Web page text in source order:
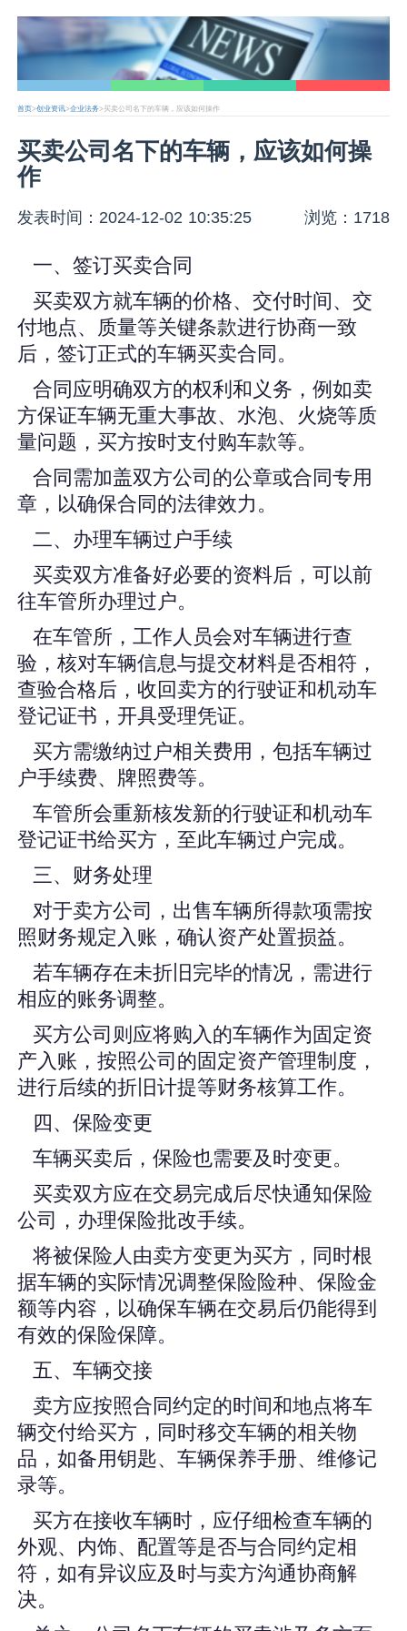
首页>创业资讯>企业法务>买卖公司名下的车辆，应该如何操作
买卖公司名下的车辆，应该如何操
作
发表时间：2024-12-02 10:35:25 浏览：1718
一、签订买卖合同
买卖双方就车辆的价格、交付时间、交
付地点、质量等关键条款进行协商一致
后，签订正式的车辆买卖合同。
合同应明确双方的权利和义务，例如卖
方保证车辆无重大事故、水泡、火烧等质
量问题，买方按时支付购车款等。
合同需加盖双方公司的公章或合同专用
章，以确保合同的法律效力。
二、办理车辆过户手续
买卖双方准备好必要的资料后，可以前
往车管所办理过户。
在车管所，工作人员会对车辆进行查
验，核对车辆信息与提交材料是否相符，
查验合格后，收回卖方的行驶证和机动车
登记证书，开具受理凭证。
买方需缴纳过户相关费用，包括车辆过
户手续费、牌照费等。
车管所会重新核发新的行驶证和机动车
登记证书给买方，至此车辆过户完成。
三、财务处理
对于卖方公司，出售车辆所得款项需按
照财务规定入账，确认资产处置损益。
若车辆存在未折旧完毕的情况，需进行
相应的账务调整。
买方公司则应将购入的车辆作为固定资
产入账，按照公司的固定资产管理制度，
进行后续的折旧计提等财务核算工作。
四、保险变更
车辆买卖后，保险也需要及时变更。
买卖双方应在交易完成后尽快通知保险
公司，办理保险批改手续。
将被保险人由卖方变更为买方，同时根
据车辆的实际情况调整保险险种、保险金
额等内容，以确保车辆在交易后仍能得到
有效的保险保障。
五、车辆交接
卖方应按照合同约定的时间和地点将车
辆交付给买方，同时移交车辆的相关物
品，如备用钥匙、车辆保养手册、维修记
录等。
买方在接收车辆时，应仔细检查车辆的
外观、内饰、配置等是否与合同约定相
符，如有异议应及时与卖方沟通协商解
决。